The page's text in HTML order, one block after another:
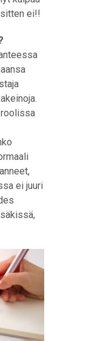
ei!!
ei juuri